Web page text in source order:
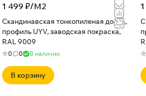
1 499 ₽/М2
Скандинавская тонкопиленая доска,
профиль UYV, заводская покраска,
RAL 9009
0 0 В наличии
В корзину